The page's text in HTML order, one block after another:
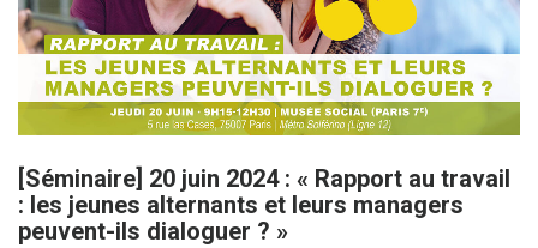
[Séminaire] 20 juin 2024 : « Rapport au travail
: les jeunes alternants et leurs managers
peuvent-ils dialoguer ? »